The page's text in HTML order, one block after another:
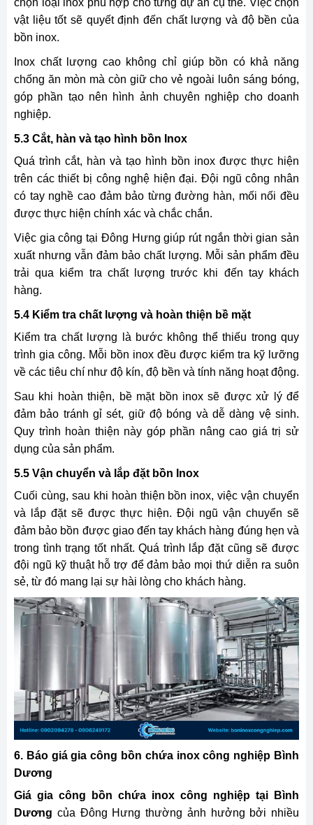
chọn loại inox phù hợp cho từng dự án cụ thể. Việc chọn
vật liệu tốt sẽ quyết định đến chất lượng và độ bền của
bồn inox.
Inox chất lượng cao không chỉ giúp bồn có khả năng
chống ăn mòn mà còn giữ cho vẻ ngoài luôn sáng bóng,
góp phần tạo nên hình ảnh chuyên nghiệp cho doanh
nghiệp.
5.3 Cắt, hàn và tạo hình bồn Inox
Quá trình cắt, hàn và tạo hình bồn inox được thực hiện
trên các thiết bị công nghệ hiện đại. Đội ngũ công nhân
có tay nghề cao đảm bảo từng đường hàn, mối nối đều
được thực hiện chính xác và chắc chắn.
Việc gia công tại Đông Hưng giúp rút ngắn thời gian sản
xuất nhưng vẫn đảm bảo chất lượng. Mỗi sản phẩm đều
trải qua kiểm tra chất lượng trước khi đến tay khách
hàng.
5.4 Kiểm tra chất lượng và hoàn thiện bề mặt
Kiểm tra chất lượng là bước không thể thiếu trong quy
trình gia công. Mỗi bồn inox đều được kiểm tra kỹ lưỡng
về các tiêu chí như độ kín, độ bền và tính năng hoạt động.
Sau khi hoàn thiện, bề mặt bồn inox sẽ được xử lý để
đảm bảo tránh gỉ sét, giữ độ bóng và dễ dàng vệ sinh.
Quy trình hoàn thiện này góp phần nâng cao giá trị sử
dụng của sản phẩm.
5.5 Vận chuyển và lắp đặt bồn Inox
Cuối cùng, sau khi hoàn thiện bồn inox, việc vận chuyển
và lắp đặt sẽ được thực hiện. Đội ngũ vận chuyển sẽ
đảm bảo bồn được giao đến tay khách hàng đúng hẹn và
trong tình trạng tốt nhất.Quá trình lắp đặt cũng sẽ được
đội ngũ kỹ thuật hỗ trợ để đảm bảo mọi thứ diễn ra suôn
sẻ, từ đó mang lại sự hài lòng cho khách hàng.
6. Báo giá gia công bồn chứa inox công nghiệp Bình
Dương
Giá gia công bồn chứa inox công nghiệp tại Bình
Dương của Đông Hưng thường ảnh hưởng bởi nhiều